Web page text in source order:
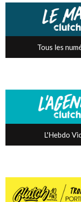
Tous les
L'Hebdo